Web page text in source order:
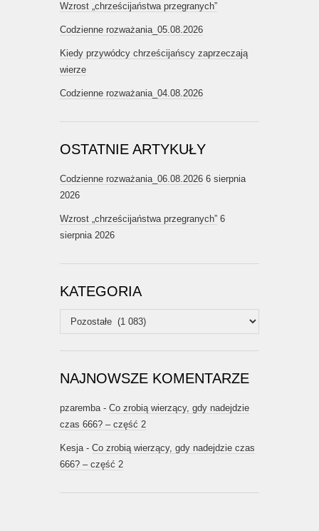
Wzrost „chrześcijaństwa przegranych”
Codzienne rozważania_05.08.2026
Kiedy przywódcy chrześcijańscy zaprzeczają
wierze
Codzienne rozważania_04.08.2026
OSTATNIE ARTYKUŁY
Codzienne rozważania_06.08.2026 6 sierpnia
2026
Wzrost „chrześcijaństwa przegranych” 6
sierpnia 2026
KATEGORIA
Kategoria
NAJNOWSZE KOMENTARZE
pzaremba- Co zrobią wierzący, gdy nadejdzie
czas 666? – część 2
Kesja- Co zrobią wierzący, gdy nadejdzie czas
666? – część 2